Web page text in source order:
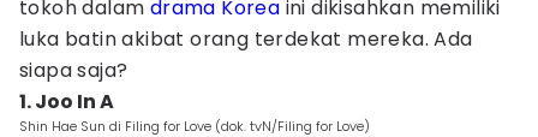
tokoh dalam drama Korea ini dikisahkan memiliki
luka batin akibat orang terdekat mereka. Ada
siapa saja?
1. Joo In A
Shin Hae Sun di Filing for Love (dok. tvN/Filing for Love)